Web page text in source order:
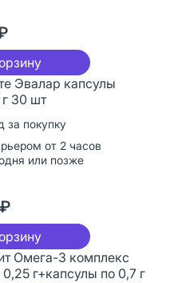
Эвалар капсулы
г 30 шт
за покупку
от 2 часов
или позже
Омега-3 комплекс
г+капсулы по 0,7 г